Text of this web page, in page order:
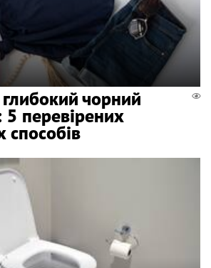
чорний
5 перевірених
способів